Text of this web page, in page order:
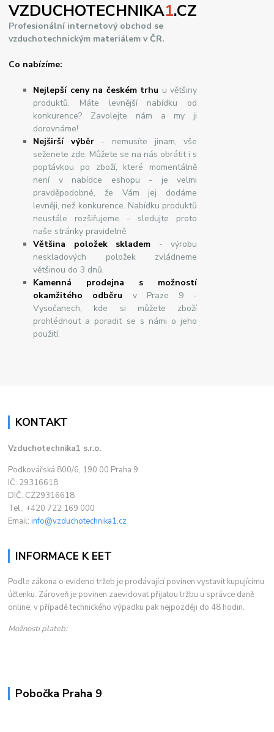
VZDUCHOTECHNIKA1.CZ
Profesionální internetový obchod se
vzduchotechnickým materiálem v ČR.
Co nabízíme:
Nejlepší ceny na českém trhu u většiny
produktů. Máte levnější nabídku od
konkurence? Zavolejte nám a my ji
dorovnáme!
Nejširšívýběr- nemusíte jinam, vše
seženete zde. Můžete se na nás obrátit i s
poptávkou po zboží, které momentálně
není v nabídce eshopu - je velmi
pravděpodobné, že Vám jej dodáme
levněji, než konkurence. Nabídku produktů
neustále rozšiřujeme - sledujte proto
naše stránky pravidelně.
Většina položek skladem - výrobu
neskladových položek zvládneme
většinou do 3 dnů.
Kamenná prodejna s možností
okamžitého odběru v Praze 9 -
Vysočanech, kde si můžete zboží
prohlédnout a poradit se s námi o jeho
použití.
KONTAKT
Vzduchotechnika1 s.r.o.
Podkovářská 800/6, 190 00 Praha 9
IČ: 29316618
DIČ: CZ29316618
Tel.: +420 722 169 000
Email:info@vzduchotechnika1.cz
INFORMACE K EET
Podle zákona o evidenci tržeb je prodávající povinen vystavit kupujícímu
účtenku. Zároveň je povinen zaevidovat přijatou tržbu u správce daně
online; v případě technického výpadku pak nejpozději do 48 hodin.
Možnosti plateb:
Pobočka Praha 9